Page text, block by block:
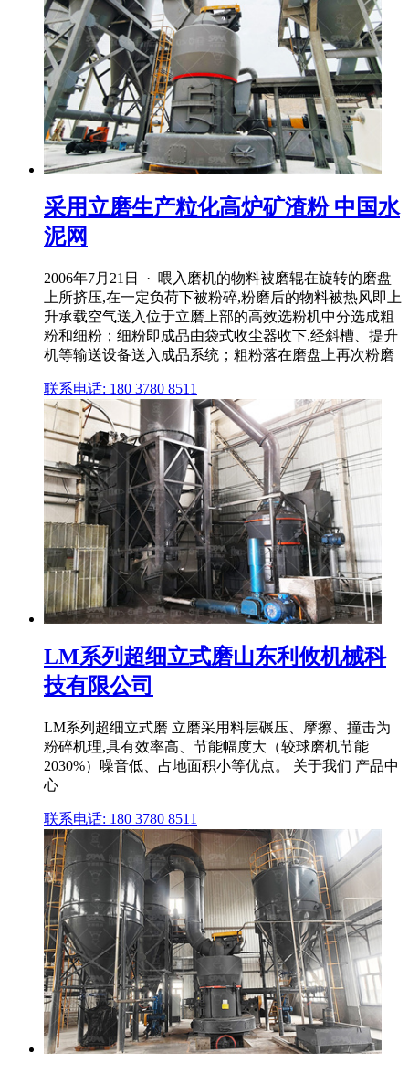
采用立磨生产粒化高炉矿渣粉 中国水
泥网
2006年7月21日 · 喂入磨机的物料被磨辊在旋转的磨盘
上所挤压,在一定负荷下被粉碎,粉磨后的物料被热风即上
升承载空气送入位于立磨上部的高效选粉机中分选成粗
粉和细粉；细粉即成品由袋式收尘器收下,经斜槽、提升
机等输送设备送入成品系统；粗粉落在磨盘上再次粉磨
联系电话: 180 3780 8511
LM系列超细立式磨山东利攸机械科
技有限公司
LM系列超细立式磨 立磨采用料层碾压、摩擦、撞击为
粉碎机理,具有效率高、节能幅度大（较球磨机节能
2030%）噪音低、占地面积小等优点。 关于我们 产品中
心
联系电话: 180 3780 8511